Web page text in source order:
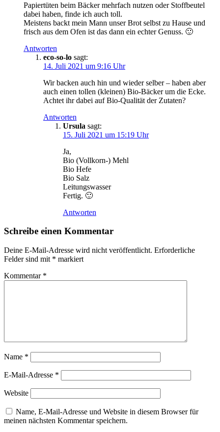
Papiertüten beim Bäcker mehrfach nutzen oder Stoffbeutel
dabei haben, finde ich auch toll.
Meistens backt mein Mann unser Brot selbst zu Hause und
frisch aus dem Ofen ist das dann ein echter Genuss. 🙂
Antworten
eco-so-lo sagt:
14. Juli 2021 um 9:16 Uhr
Wir backen auch hin und wieder selber – haben aber
auch einen tollen (kleinen) Bio-Bäcker um die Ecke.
Achtet ihr dabei auf Bio-Qualität der Zutaten?
Antworten
Ursula sagt:
15. Juli 2021 um 15:19 Uhr
Ja,
Bio (Vollkorn-) Mehl
Bio Hefe
Bio Salz
Leitungswasser
Fertig. 🙂
Antworten
Schreibe einen Kommentar
Deine E-Mail-Adresse wird nicht veröffentlicht. Erforderliche
Felder sind mit * markiert
Kommentar *
Name *
E-Mail-Adresse *
Website
Name, E-Mail-Adresse und Website in diesem Browser für
meinen nächsten Kommentar speichern.